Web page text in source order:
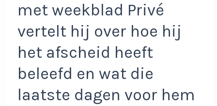
met weekblad Privé
vertelt hij over hoe hij
het afscheid heeft
beleefd en wat die
laatste dagen voor hem